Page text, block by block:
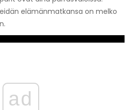
elämänmatkansa on melko
ad